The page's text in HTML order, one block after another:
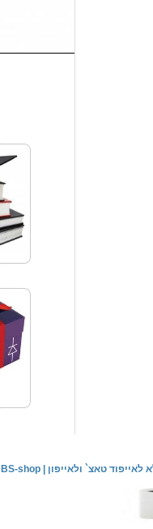
אודותינו BS-shop טאצ` ולאייפון